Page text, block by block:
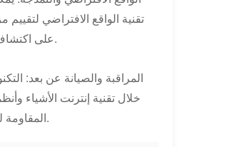
تقنية الواقع الافتراضي
على اكتشاف المشاكل المحتملة مسبقًا وتحسينها، وبالتالي تقليل الأخطاء وتكاليف التجديد في البناء.
خلال تقنية إنترنت الأشياء
المقاومة للماء للمبنى في الوقت الفعلي، واكتشاف المشكلات المحتملة والتعامل معها على الفور.